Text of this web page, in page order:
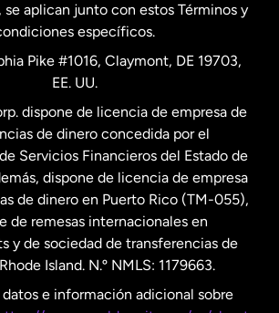
Bajos
aplican junto con estos Términos y
específicos.
Pike #1016, Claymont, DE 19703,
EE. UU.
dispone de licencia de empresa de
de dinero concedida por el
Servicios Financieros del Estado de
dispone de licencia de empresa
de dinero en Puerto Rico (TM-055),
de remesas internacionales en
y de sociedad de transferencias de
Island. N.º NMLS: 1179663.
datos e información adicional sobre